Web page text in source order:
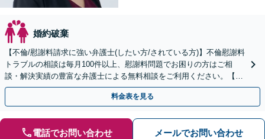
婚約破棄
【不倫/慰謝料請求に強い弁護士(したい方/されている方)】不倫慰謝料
トラブルの相談は毎月100件以上、慰謝料問題でお困りの方はご相
談・解決実績の豊富な弁護士による無料相談をご利用ください。【不
倫相談は初回0円】【全国対応】
料金表を見る
電話でお問い合わせ メールでお問い合わせ